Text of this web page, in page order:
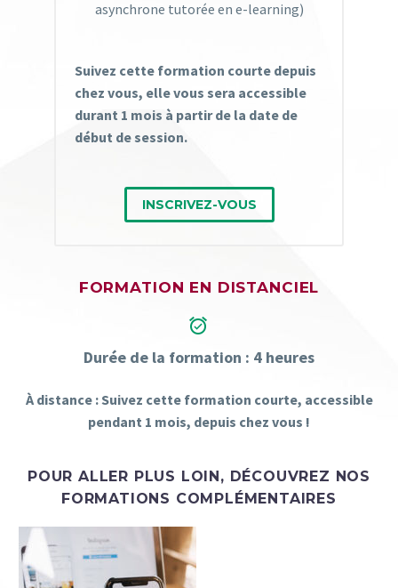
asynchrone tutorée en e-learning)
Suivez cette formation courte depuis
chez vous, elle vous sera accessible
durant 1 mois à partir de la date de
début de session.
INSCRIVEZ-VOUS
FORMATION EN DISTANCIEL


Durée de la formation : 4 heures
À distance : Suivez cette formation courte, accessible
pendant 1 mois, depuis chez vous !
POUR ALLER PLUS LOIN, DÉCOUVREZ NOS
FORMATIONS COMPLÉMENTAIRES